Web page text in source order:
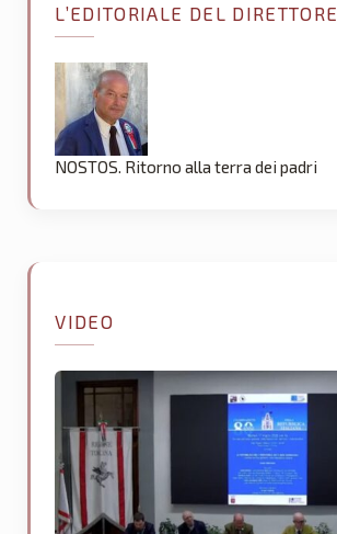
L’EDITORIALE DEL DIRETTORE
NOSTOS. Ritorno alla terra dei padri
VIDEO